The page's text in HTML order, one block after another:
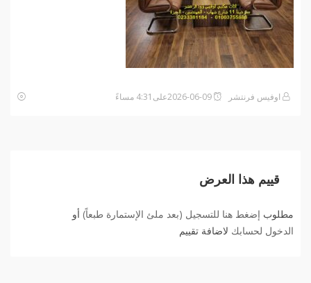
اوفيس فرنتشر
قييم هذا العرض
مطلوب إضغط هنا للتسجيل (بعد ملئ الإستمارة طبعاً) أو
الدخول لحسابك لاضافة تقييم